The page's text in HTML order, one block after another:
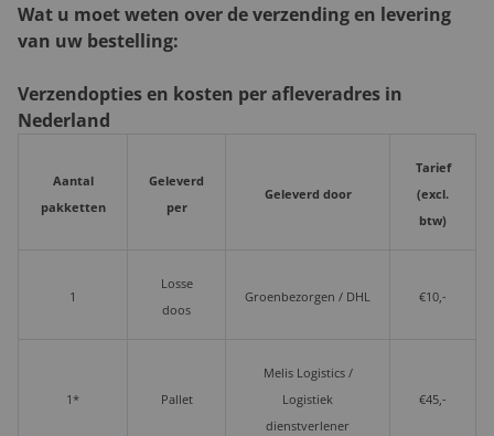
Wat u moet weten over de verzending en levering
van uw bestelling:
Verzendopties en kosten per afleveradres in
Nederland
Aantal
pakketten
Geleverd
per
Geleverd door
Tarief
(excl.
btw)
1
Losse
doos
Groenbezorgen / DHL €10,-
1* Pallet
Melis Logistics /
Logistiek
dienstverlener
€45,-